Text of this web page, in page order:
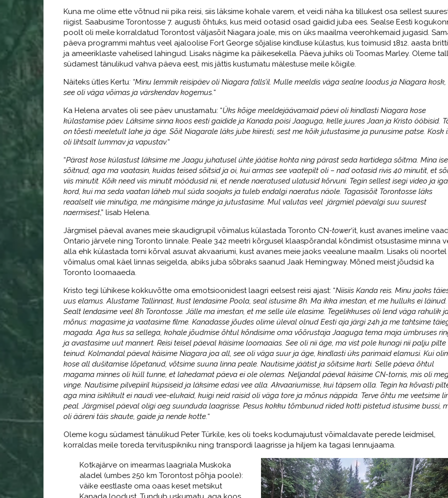
Kuna me olime ette võtnud nii pika reisi, siis läksime kohale varem, et veidi näha ka tillukest osa sellest
riigist. Saabusime Torontosse 7. augusti õhtuks, kus meid ootasid osad gaidid juba ees. Sealse Eesti
poolt oli meile korraldatud Torontost väljasõit Niagara joale, mis on üks maailma veerohkemaid jugasid.
päeva programmi mahtus veel ajaloolise Fort George sõjalise kindluse külastus, kus toimusid 1812. aasta
ja ameeriklaste vahelised lahingud. Lisaks nägime ka päikesekella. Päeva juhiks oli Toomas Marley. Oleme
südamest tänulikud vahva päeva eest, mis jättis kustumatu mälestuse meile kõigile.
Näiteks ütles Kertu: “Minu lemmik reisipäev oli Niagara falls’il. Mulle meeldis väga sealne loodus ja Niagara kosk,
see oli väga võimas ja värskendav kogemus.“
Ka Helena arvates oli see päev unustamatu: “Üks kõige meeldejäävamaid päevi oli kindlasti Niagara kose
külastamise päev. Läksime sinna koos eesti gaidide ja Kanada poisi Jaaguga, kelle juures Jaan ja Kristo ööbisid.
on tõesti meeletult lahe ja äge. Sõit Niagarale läks jube kiiresti, sest me kõik jutustasime ja punusime patse. Kosk
oli lihtsalt lummav ja vapustav.“
“Pärast kose külastust läksime me Jaagu juhatusel ühte jäätise kohta ning pärast seda kartidega sõitma. Mina
sõitnud, aga ma vaatasin, kuidas teised sõitsid ja oi, kui armas see vaatepilt oli – nad ootasid rivis 40 minutit, et
viis minutit. Kõik need viis minutit möödusid nii, et nende naeratused ulatusid kõrvuni. Tegin sellest isegi video ja iga
kord, kui ma seda vaatan läheb mul süda soojaks ja tuleb endalgi naeratus näole. Tagasisõit Torontosse läks
reaalselt viie minutiga, me mängisime mänge ja jutustasime. Mul valutas veel järgmiel päevalgi suu suurest
naermisest,” lisab Helena.
Järgmisel päeval avanes meie skaudigrupil võimalus külastada Toronto CN-tower‘it, kust avanes imeline
Ontario järvele ning Toronto linnale. Peale 342 meetri kõrgusel klaaspõrandal kõndimist otsustasime minna
alla ehk külastada torni kõrval asuvat akvaariumi, kust avanes meie jaoks veealune maailm. Lisaks oli noortel
võimalus omal käel linnas seigelda, abiks juba sõbraks saanud Jaak Hemingway. Mõned meist jõudsid ka
Toronto loomaaeda.
Kristo tegi lühikese kokkuvõtte oma emotsioonidest laagri eelsest reisi ajast: “Niisiis Kanda reis. Minu jaoks
uus elamus. Alustame Tallinnast, kust lendasime Poola, seal istusime 8h. Ma ikka imestan, et me hulluks ei läinud.
Sealt lendasime veel 8h Torontosse. Jälle ma imestan, et me selle üle elasime. Tegelikkuses oli lend väga rahulik
mõnus: magasime ja vaatasime filme. Kanadasse jõudes olime üleval olnud Eesti aja järgi 24h ja me tahtsime
magada. Aga kus sa sellega, kohale jõudmise õhtul kõndisime oma võõrustaja Jaaguga tema maja ümbruses
ja avastasime uut mannert. Reisi teisel päeval käisime loomaaias. See oli nii äge, ma vist pole kunagi nii palju pilte
teinud. Kolmandal päeval käisime Niagara joa all, see oli väga suur ja äge, kindlasti üks parimaid elamusi. Kui
kose all dušitamise lõpetanud, võtsime suuna linna peale. Nautisime jäätist ja sõitsime karti. Selle päeva õhtul
magama minnes oli küll tunne, et lahedamat päeva ei ole olemas. Neljandal päeval käisime CN-tornis, mis oli
vinge. Nautisime pilvepiiril küpsiseid ja läksime edasi vee alla. Akvaariumisse, kui täpsem olla. Tegin ka kõvasti
aga mina isiklikult ei naudi vee-elukaid, kuigi neid raisid oli väga tore ja mõnus näppida. Terve õhtu me veetsime
peal. Järgmisel päeval oligi aeg suunduda laagrisse. Pesus kokku tõmbunud riided kotti pistetud istusime bussi,
oli ääreni täis skaute, gaide ja nende kotte.“
Oleme kogu südamest tänulikud Peter Türkile, kes oli toeks kodumajutust võimaldavate perede leidmisel,
korraldas meile toreda tervituspikniku ning transpordi laagrisse ja hiljem ka tagasi lennujaama.
Kotkajärve on imearmas laagriala Muskoka
aladel (umbes 250 km Torontost põhja poole):
väike eestlaste oma oaas keset metsikut